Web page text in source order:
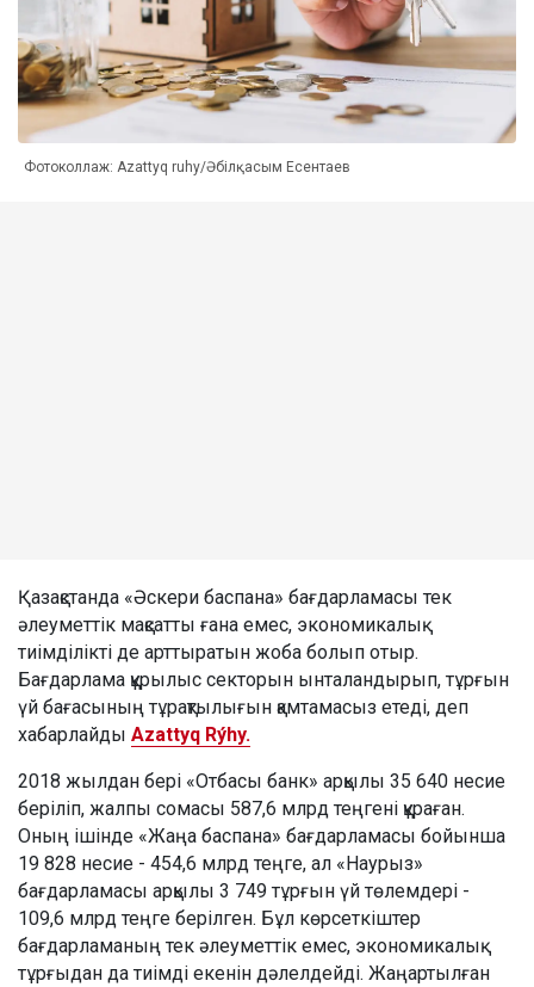
Фотоколлаж: Azattyq ruhy/Әбілқасым Есентаев
Қазақстанда «Әскери баспана» бағдарламасы тек
әлеуметтік мақсатты ғана емес, экономикалық
тиімділікті де арттыратын жоба болып отыр.
Бағдарлама құрылыс секторын ынталандырып, тұрғын
үй бағасының тұрақтылығын қамтамасыз етеді, деп
хабарлайды Azattyq Rýhy.
2018 жылдан бері «Отбасы банк» арқылы 35 640 несие
беріліп, жалпы сомасы 587,6 млрд теңгені құраған.
Оның ішінде «Жаңа баспана» бағдарламасы бойынша
19 828 несие - 454,6 млрд теңге, ал «Наурыз»
бағдарламасы арқылы 3 749 тұрғын үй төлемдері -
109,6 млрд теңге берілген. Бұл көрсеткіштер
бағдарламаның тек әлеуметтік емес, экономикалық
тұрғыдан да тиімді екенін дәлелдейді. Жаңартылған